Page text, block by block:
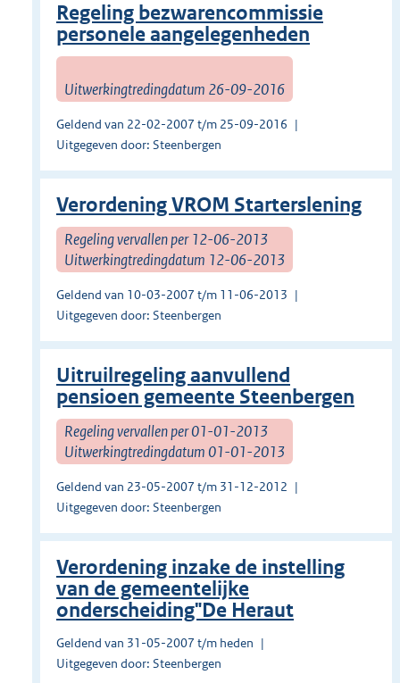
Regeling bezwarencommissie
personele aangelegenheden
Uitwerkingtredingdatum 26-09-2016
Geldend van 22-02-2007 t/m 25-09-2016
Uitgegeven door: Steenbergen
Verordening VROM Starterslening
Regeling vervallen per 12-06-2013
Uitwerkingtredingdatum 12-06-2013
Geldend van 10-03-2007 t/m 11-06-2013
Uitgegeven door: Steenbergen
Uitruilregeling aanvullend
pensioen gemeente Steenbergen
Regeling vervallen per 01-01-2013
Uitwerkingtredingdatum 01-01-2013
Geldend van 23-05-2007 t/m 31-12-2012
Uitgegeven door: Steenbergen
Verordening inzake de instelling
van de gemeentelijke
onderscheiding"De Heraut
Geldend van 31-05-2007 t/m heden
Uitgegeven door: Steenbergen